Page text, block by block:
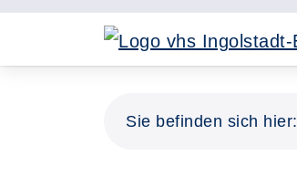
Sie befinden sich hier: